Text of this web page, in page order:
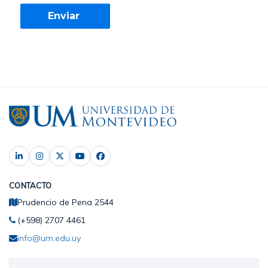
CONTACTO
Prudencio de Pena 2544
(+598) 2707 4461
info@um.edu.uy